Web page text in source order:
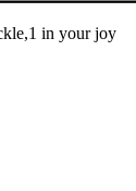
in your joy